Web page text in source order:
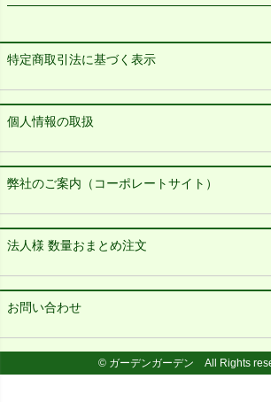
特定商取引法に基づく表示
個人情報の取扱
弊社のご案内（コーポレートサイト）
法人様 数量おまとめ注文
お問い合わせ
© ガーデンガーデン All Rights